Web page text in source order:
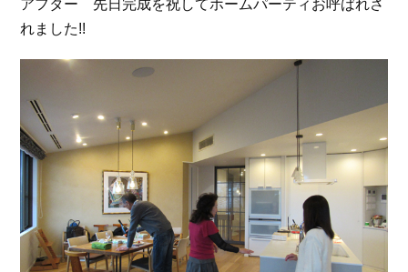
アフター 先日完成を祝してホームパーティお呼ばれさ
れました!!